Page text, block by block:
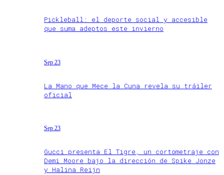
Pickleball: el deporte social y accesible
que suma adeptos este invierno
Sep 23
La Mano que Mece la Cuna revela su tráiler
oficial
Sep 23
Gucci presenta El Tigre, un cortometraje con
Demi Moore bajo la dirección de Spike Jonze
y Halina Reijn